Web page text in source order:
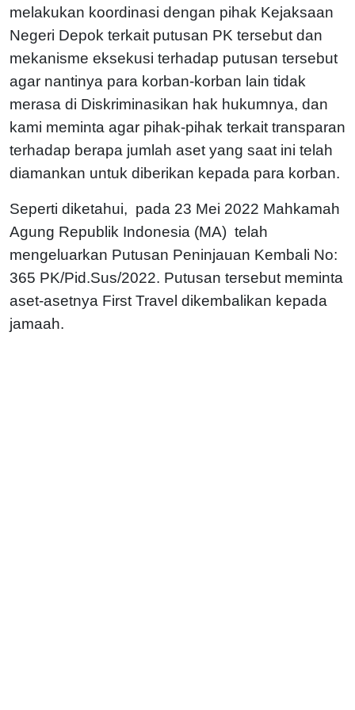
melakukan koordinasi dengan pihak Kejaksaan
Negeri Depok terkait putusan PK tersebut dan
mekanisme eksekusi terhadap putusan tersebut
agar nantinya para korban-korban lain tidak
merasa di Diskriminasikan hak hukumnya, dan
kami meminta agar pihak-pihak terkait transparan
terhadap berapa jumlah aset yang saat ini telah
diamankan untuk diberikan kepada para korban.
Seperti diketahui, pada 23 Mei 2022 Mahkamah
Agung Republik Indonesia (MA) telah
mengeluarkan Putusan Peninjauan Kembali No:
365 PK/Pid.Sus/2022. Putusan tersebut meminta
aset-asetnya First Travel dikembalikan kepada
jamaah.